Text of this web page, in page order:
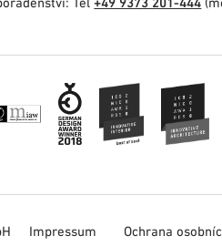
Impressum Ochrana